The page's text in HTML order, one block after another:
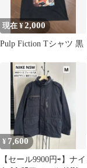
現在 ¥2,000
Pulp Fiction Tシャツ 黒
¥ 7,600
【セール9900円⇨】ナイ